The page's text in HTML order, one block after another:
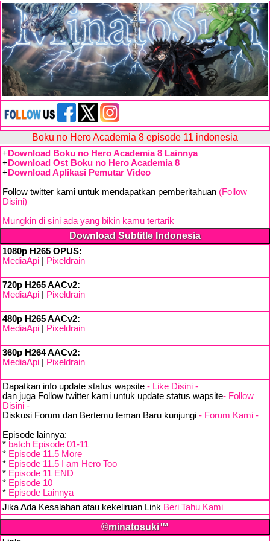
Boku no Hero Academia 8 episode 11 indonesia
+ Download Boku no Hero Academia 8 Lainnya
+ Download Ost Boku no Hero Academia 8
+ Download Aplikasi Pemutar Video
Follow twitter kami untuk mendapatkan pemberitahuan (Follow
Disini)
Mungkin di sini ada yang bikin kamu tertarik
Download Subtitle Indonesia
1080p H265 OPUS:
MediaApi
Pixeldrain
720p H265 AACv2:
MediaApi
Pixeldrain
480p H265 AACv2:
MediaApi
Pixeldrain
360p H264 AACv2:
MediaApi
Pixeldrain
Dapatkan info update status wapsite - Like Disini -
dan juga Follow twitter kami untuk update status wapsite- Follow
Disini -
Diskusi Forum dan Bertemu teman Baru kunjungi - Forum Kami -
Episode lainnya:
* batch Episode 01-11
* Episode 11.5 More
* Episode 11.5 I am Hero Too
* Episode 11 END
* Episode 10
* Episode Lainnya
Jika Ada Kesalahan atau kekeliruan Link Beri Tahu Kami
©minatosuki™